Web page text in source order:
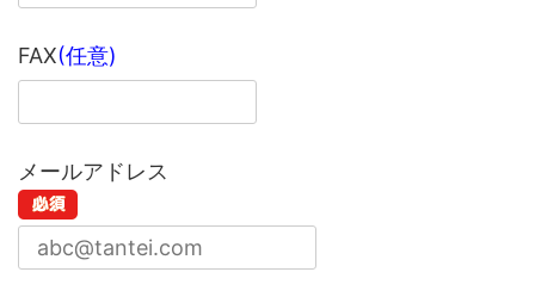
FAX(任意)
メールアドレス